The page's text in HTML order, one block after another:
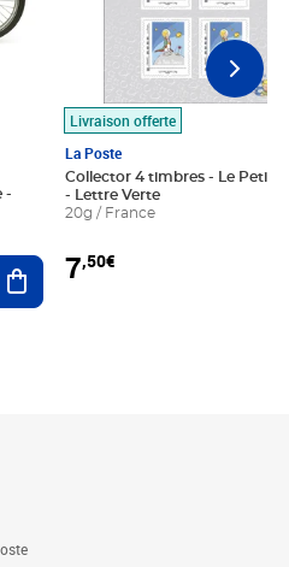
Ajouter au panier
Livraison offerte
La Poste
Collector 4 timbres - Le Petit
- Lettre Verte
20g / France
7,50€